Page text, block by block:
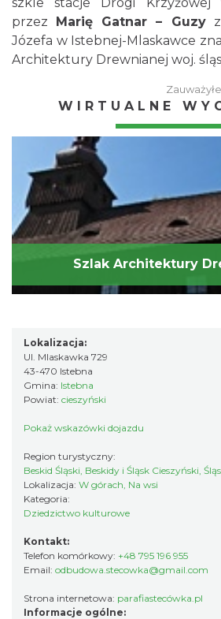
przez Marię Gatnar – Guzyz
Józefa w Istebnej-Mlaskawce
Architektury Drewnianej woj.
WIRTUALNE
Szlak Architektury
Lokalizacja:
Ul. Mlaskawka 729
43-470 Istebna
Gmina: Istebna
Powiat: cieszyński
Pokaż wskazówki dojazdu
Region turystyczny:
Beskid Śląski, Beskidy i Śląsk Cieszyński,
Lokalizacja: W górach, Na wsi
Kategoria:
Dziedzictwo kulturowe
Kontakt:
Telefon komórkowy: +48 795 196 955
Email: odbudowa.stecowka@gmail.com
Strona internetowa: parafiastecówka.pl
Informacje ogólne: